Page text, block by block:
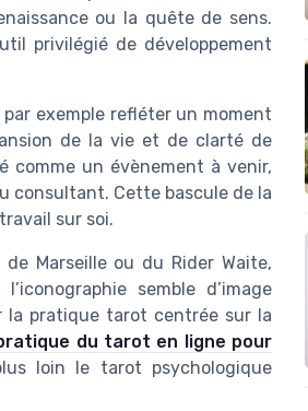
ou la quête de sens.
privilégié de développement
exemple refléter un moment
de la vie et de clarté de
comme un évènement à venir,
consultant. Cette bascule de la
sur soi.
Marseille ou du Rider Waite,
semble d’image
pratique tarot centrée sur la
du tarot en ligne pour
loin le tarot psychologique